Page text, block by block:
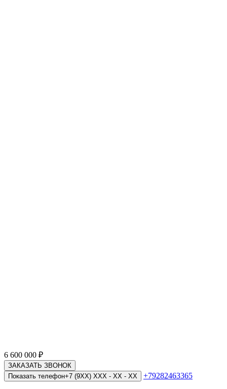
6 600 000 ₽
ЗАКАЗАТЬ ЗВОНОК
Показать телефон+7 (9XX) XXX - XX - XX +79282463365